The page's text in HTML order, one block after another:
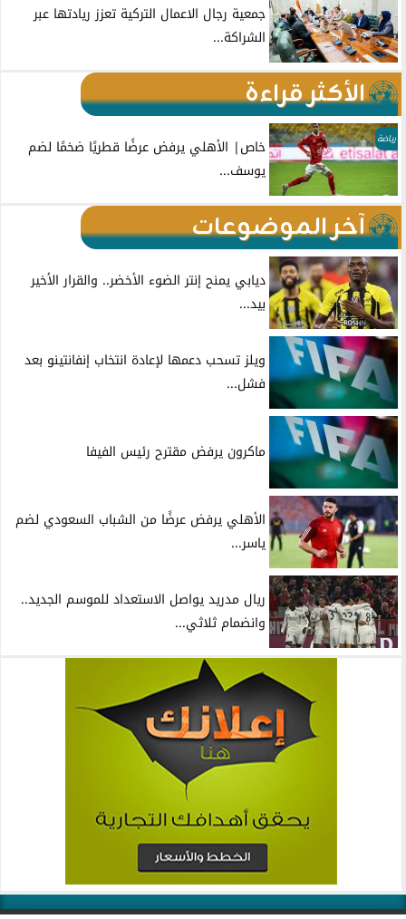
جمعية رجال الاعمال التركية تعزز ريادتها عبر
الشراكة...
الأكثر قراءة
رياضة
خاص| الأهلي يرفض عرضًا قطريًا ضخمًا لضم
يوسف...
آخر الموضوعات
ديابي يمنح إنتر الضوء الأخضر.. والقرار الأخير
بيد...
ويلز تسحب دعمها لإعادة انتخاب إنفانتينو بعد
فشل...
ماكرون يرفض مقترح رئيس الفيفا
الأهلي يرفض عرضًا من الشباب السعودي لضم
ياسر...
ريال مدريد يواصل الاستعداد للموسم الجديد..
وانضمام ثلاثي...